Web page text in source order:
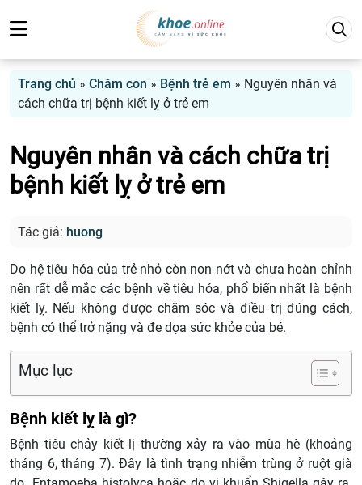
Trang chủ » Chăm con » Bệnh trẻ em » Nguyên nhân và
cách chữa trị bệnh kiết lỵ ở trẻ em
Nguyên nhân và cách chữa trị
bệnh kiết lỵ ở trẻ em
Tác giả: huong
Do hệ tiêu hóa của trẻ nhỏ còn non nớt và chưa hoàn chỉnh
nên rất dễ mắc các bệnh về tiêu hóa, phổ biến nhất là bệnh
kiết lỵ. Nếu không được chăm sóc và điều trị đúng cách,
bệnh có thể trở nặng và đe dọa sức khỏe của bé.
Mục lục
Bệnh kiết lỵ là gì?
Bệnh tiêu chảy kiết lị thường xảy ra vào mùa hè (khoảng
tháng 6, tháng 7). Đây là tình trạng nhiễm trùng ở ruột già